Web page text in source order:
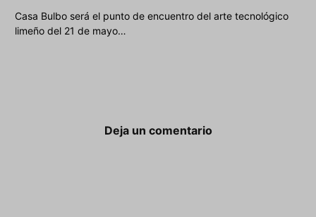
Casa Bulbo será el punto de encuentro del arte tecnológico
limeño del 21 de mayo…
Deja un comentario